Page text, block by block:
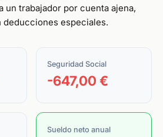
un trabajador por cuenta ajena,
deducciones especiales.
Seguridad Social
-647,00 €
Sueldo neto anual